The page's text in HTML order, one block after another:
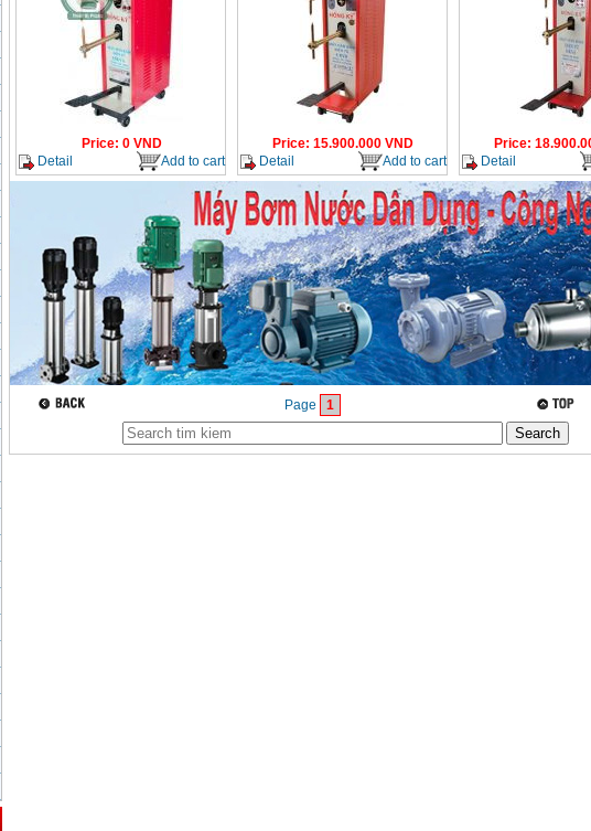
Price: 0VND
Detail
Add to cart
Price: 15.900.000 VND
Detail
Add to cart
Price:
Detail
Page 1